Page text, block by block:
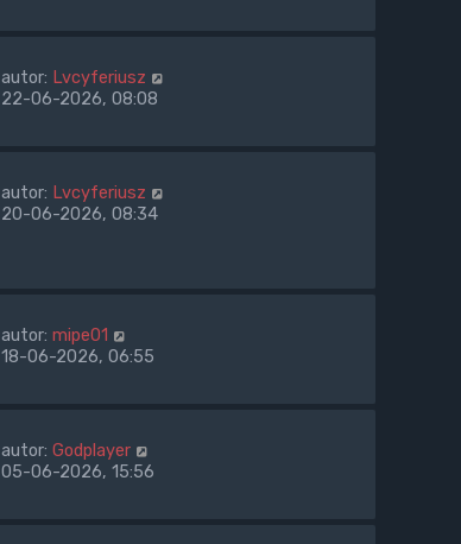
autor: Lvcyferiusz
22-06-2026, 08:08
autor: Lvcyferiusz
20-06-2026, 08:34
autor: mipe01
18-06-2026, 06:55
autor: Godplayer
05-06-2026, 15:56